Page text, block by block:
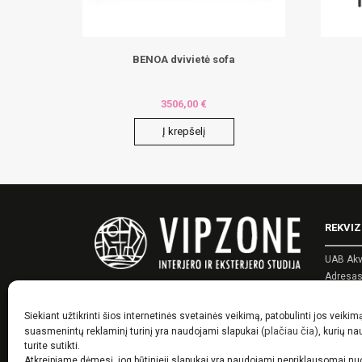
Siekiant užtikrinti šios internetinės svetainės veikimą, patobulinti jos
suasmenintų reklaminį turinį yra naudojami slapukai (plačiau čia), kurių
turite sutikti.
BENOA dvivietė sofa
3506,00 €
Į krepšelį
UAB
PVM